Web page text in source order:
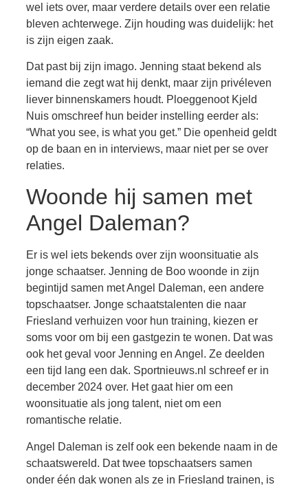
wel iets over, maar verdere details over een relatie
bleven achterwege. Zijn houding was duidelijk: het
is zijn eigen zaak.
Dat past bij zijn imago. Jenning staat bekend als
iemand die zegt wat hij denkt, maar zijn privéleven
liever binnenskamers houdt. Ploeggenoot Kjeld
Nuis omschreef hun beider instelling eerder als:
“What you see, is what you get.” Die openheid geldt
op de baan en in interviews, maar niet per se over
relaties.
Woonde hij samen met
Angel Daleman?
Er is wel iets bekends over zijn woonsituatie als
jonge schaatser. Jenning de Boo woonde in zijn
begintijd samen met Angel Daleman, een andere
topschaatser. Jonge schaatstalenten die naar
Friesland verhuizen voor hun training, kiezen er
soms voor om bij een gastgezin te wonen. Dat was
ook het geval voor Jenning en Angel. Ze deelden
een tijd lang een dak. Sportnieuws.nl schreef er in
december 2024 over. Het gaat hier om een
woonsituatie als jong talent, niet om een
romantische relatie.
Angel Daleman is zelf ook een bekende naam in de
schaatswereld. Dat twee topschaatsers samen
onder één dak wonen als ze in Friesland trainen, is